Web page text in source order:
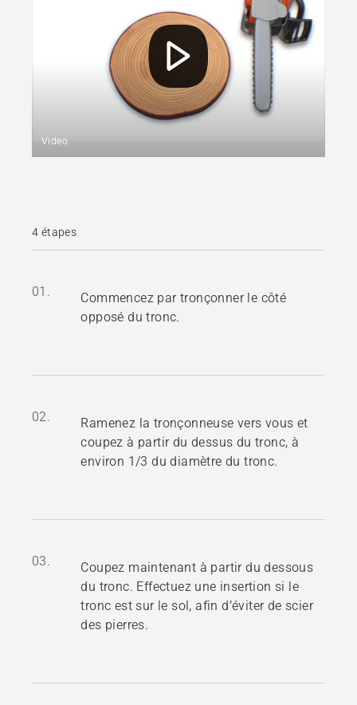
Video
4 étapes
01.
Commencez par tronçonner le côté
opposé du tronc.
02.
Ramenez la tronçonneuse vers vous et
coupez à partir du dessus du tronc, à
environ 1/3 du diamètre du tronc.
03.
Coupez maintenant à partir du dessous
du tronc. Effectuez une insertion si le
tronc est sur le sol, afin d’éviter de scier
des pierres.